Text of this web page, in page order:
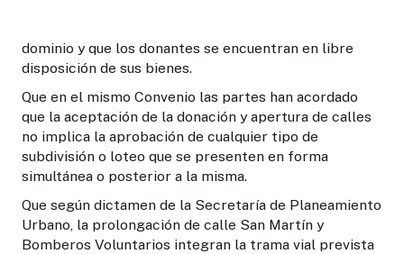
dominio y que los donantes se encuentran en libre
disposición de sus bienes.
Que en el mismo Convenio las partes han acordado
que la aceptación de la donación y apertura de calles
no implica la aprobación de cualquier tipo de
subdivisión o loteo que se presenten en forma
simultánea o posterior a la misma.
Que según dictamen de la Secretaría de Planeamiento
Urbano, la prolongación de calle San Martín y
Bomberos Voluntarios integran la trama vial prevista